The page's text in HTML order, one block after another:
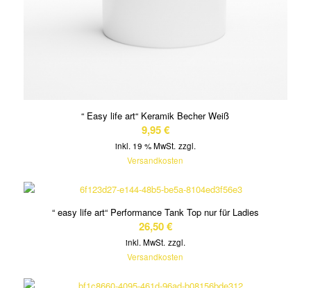
“ Easy life art“ Keramik Becher Weiß
9,95€
inkl. 19 % MwSt. zzgl.
Versandkosten
“ easy life art“ Performance Tank Top nur für Ladies
26,50€
inkl. MwSt. zzgl.
Versandkosten